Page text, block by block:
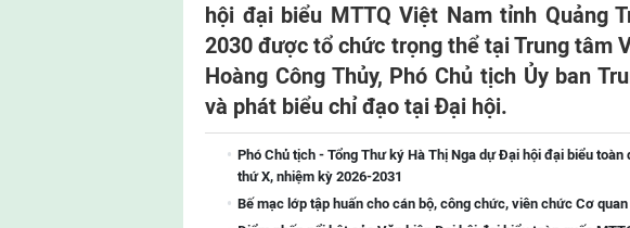
hội đại biểu MTTQ Việt Nam tỉnh Quảng
2030 được tổ chức trọng thể tại Trung tâm
Hoàng Công Thủy, Phó Chủ tịch Ủy ban
và phát biểu chỉ đạo tại Đại hội.
Phó Chủ tịch - Tổng Thư ký Hà Thị Nga dự Đại hội đại biểu
thứ X, nhiệm kỳ 2026-2031
Bế mạc lớp tập huấn cho cán bộ, công chức, viên chức Cơ